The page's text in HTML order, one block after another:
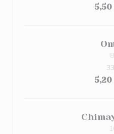
5,50
5,20